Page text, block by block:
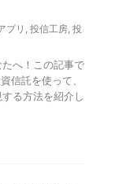
プリ , 投信工房, 投
へ！この記事で
信託を使って、
る方法を紹介し